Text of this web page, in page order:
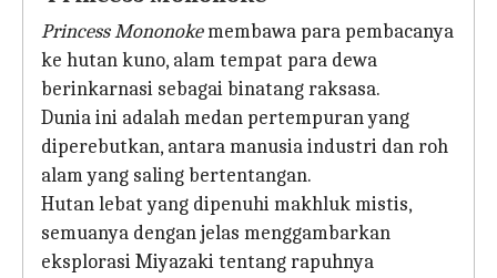
Princess Mononokemembawa para pembacanya
ke hutan kuno, alam tempat para dewa
berinkarnasi sebagai binatang raksasa.
Dunia ini adalah medan pertempuran yang
diperebutkan, antara manusia industri dan roh
alam yang saling bertentangan.
Hutan lebat yang dipenuhi makhluk mistis,
semuanya dengan jelas menggambarkan
eksplorasi Miyazaki tentang rapuhnya